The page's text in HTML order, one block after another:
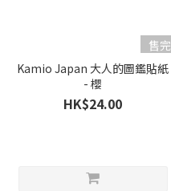
售完
Kamio Japan 大人的圖鑑貼紙
- 櫻
HK$24.00